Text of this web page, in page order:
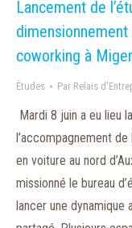
Lancement de
coworking à
Études Par Relais
Mardi 8 juin a eu lieu
l’accompagnement
en voiture au nord
missionné le bureau
lancer une dynamique